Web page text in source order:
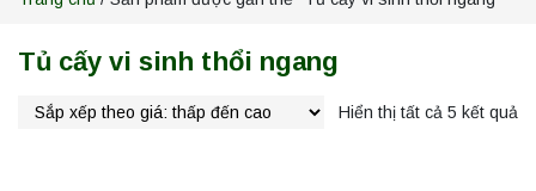
Tủ cấy vi sinh thổi ngang
Hiển thị tất cả 5 kết quả